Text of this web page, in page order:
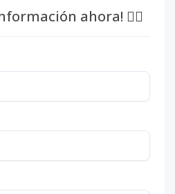
ahora! 👇🏽